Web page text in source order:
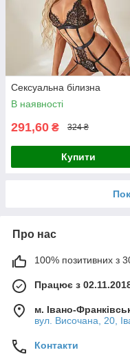
Сексуальна білизна
В наявності
291,60 ₴ 324 ₴
Купити
Про нас
100% позитивних з 30
Працює з
м. Івано-
вул. Височана, 20,
Контакти